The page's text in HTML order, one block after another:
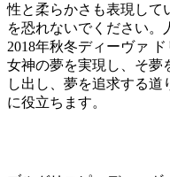
性と柔らかさも表現して
を恐れないでください。
2018年秋冬ディーヴァ
女神の夢を実現し、そ夢
し出し、夢を追求する
に役立ちます。